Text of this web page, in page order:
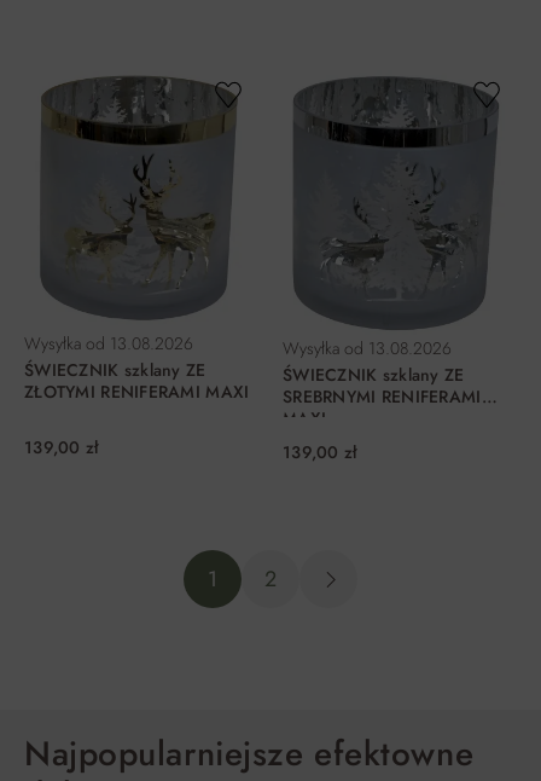
Wysyłka od 13.08.2026
ŚWIECZNIK szklany ZE
ZŁOTYMI RENIFERAMI MAXI
139,00 zł
Wysyłka od 13.08.2026
ŚWIECZNIK szklany ZE
SREBRNYMI RENIFERAMI
MAXI
139,00 zł
1 2
Najpopularniejsze efektowne